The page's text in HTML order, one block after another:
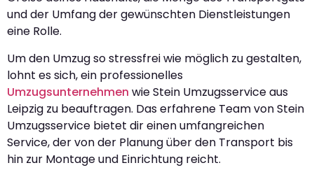
und der Umfang der gewünschten Dienstleistungen
eine Rolle.
Um den Umzug so stressfrei wie möglich zu gestalten,
lohnt es sich, ein professionelles
Umzugsunternehmen wie Stein Umzugsservice aus
Leipzig zu beauftragen. Das erfahrene Team von Stein
Umzugsservice bietet dir einen umfangreichen
Service, der von der Planung über den Transport bis
hin zur Montage und Einrichtung reicht.